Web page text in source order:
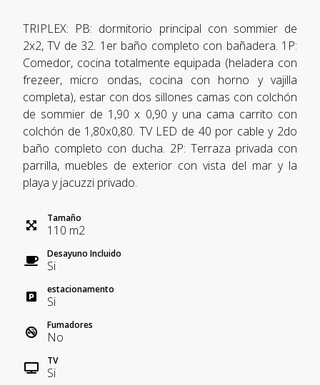
TRIPLEX: PB: dormitorio principal con sommier de
2x2, TV de 32. 1er baño completo con bañadera. 1P:
Comedor, cocina totalmente equipada (heladera con
frezeer, micro ondas, cocina con horno y vajilla
completa), estar con dos sillones camas con colchón
de sommier de 1,90 x 0,90 y una cama carrito con
colchón de 1,80x0,80. TV LED de 40 por cable y 2do
baño completo con ducha. 2P: Terraza privada con
parrilla, muebles de exterior con vista del mar y la
playa y jacuzzi privado.
Tamaño
110 m2
Desayuno Incluido
Si
estacionamento
Si
Fumadores
No
TV
Si